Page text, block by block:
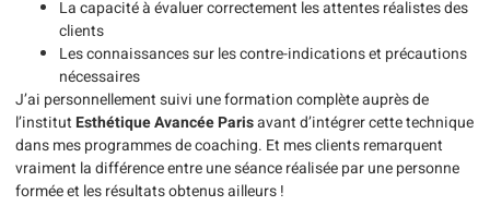
La capacité à évaluer correctement les attentes réalistes des
clients
Les connaissances sur les contre-indications et précautions
nécessaires
J’ai personnellement suivi une formation complète auprès de
l’institut Esthétique Avancée Parisavant d’intégrer cette technique
dans mes programmes de coaching. Et mes clients remarquent
vraiment la différence entre une séance réalisée par une personne
formée et les résultats obtenus ailleurs !